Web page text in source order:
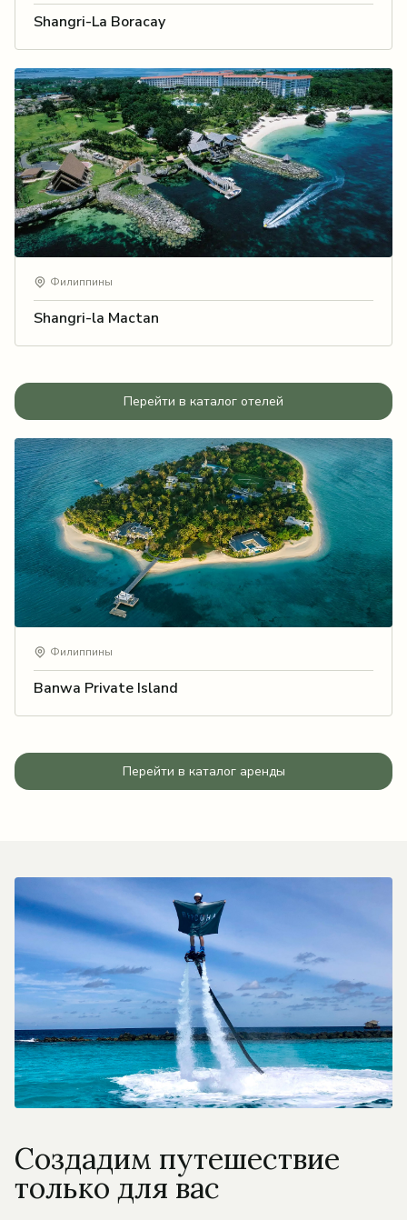
Shangri-La Boracay
Филиппины
Shangri-la Mactan
Перейти в каталог отелей
Филиппины
Banwa Private Island
Перейти в каталог аренды
Создадим путешествие
только для вас